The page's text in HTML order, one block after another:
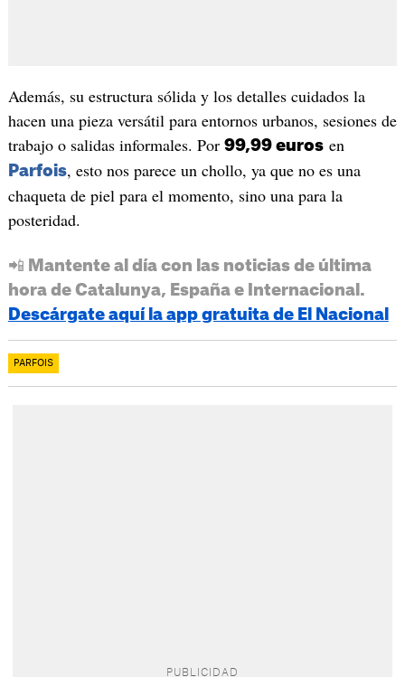
Además, su estructura sólida y los detalles cuidados la
hacen una pieza versátil para entornos urbanos, sesiones de
trabajo o salidas informales. Por 99,99 eurosen
Parfois, esto nos parece un chollo, ya que no es una
chaqueta de piel para el momento, sino una para la
posteridad.
📲 Mantente al día con las noticias de última
hora de Catalunya, España e Internacional.
Descárgate aquí la app gratuita de El Nacional
PARFOIS